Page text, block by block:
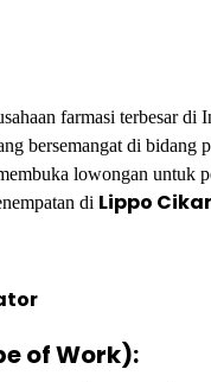
farmasi terbesar di
bersemangat di bidang
lowongan untuk
di Lippo
of Work):